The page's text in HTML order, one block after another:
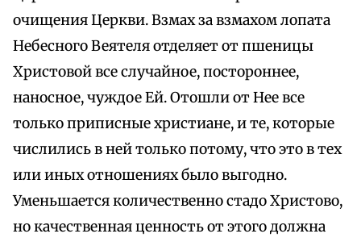
очищения Церкви. Взмах за взмахом лопата
Небесного Веятеля отделяет от пшеницы
Христовой все случайное, постороннее,
наносное, чуждое Ей. Отошли от Нее все
только приписные христиане, и те, которые
числились в ней только потому, что это в тех
или иных отношениях было выгодно.
Уменьшается количественно стадо Христово,
но качественная ценность от этого должна